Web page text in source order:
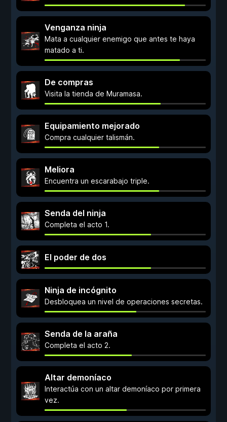
Venganza ninja
Mata a cualquier enemigo que antes te haya
matado a ti.
De compras
Visita la tienda de Muramasa.
Equipamiento mejorado
Compra cualquier talismán.
Meliora
Encuentra un escarabajo triple.
Senda del ninja
Completa el acto 1.
El poder de dos
Ninja de incógnito
Desbloquea un nivel de operaciones secretas.
Senda de la araña
Completa el acto 2.
Altar demoníaco
Interactúa con un altar demoníaco por primera
vez.